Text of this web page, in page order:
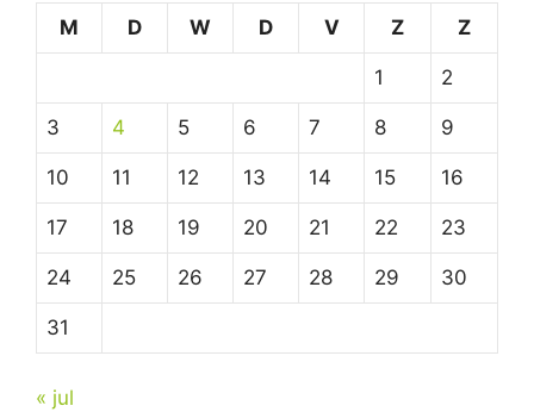
M
D W D V Z Z
1 2
3 4 5 6 7 8 9
10 11 12 13 14 15 16
17 18 19 20 21 22 23
24 25 26 27 28 29 30
31
« jul